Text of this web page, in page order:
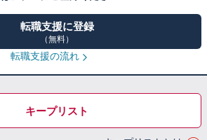
転職支援に登録
（無料）
転職支援の流れ
キープリスト